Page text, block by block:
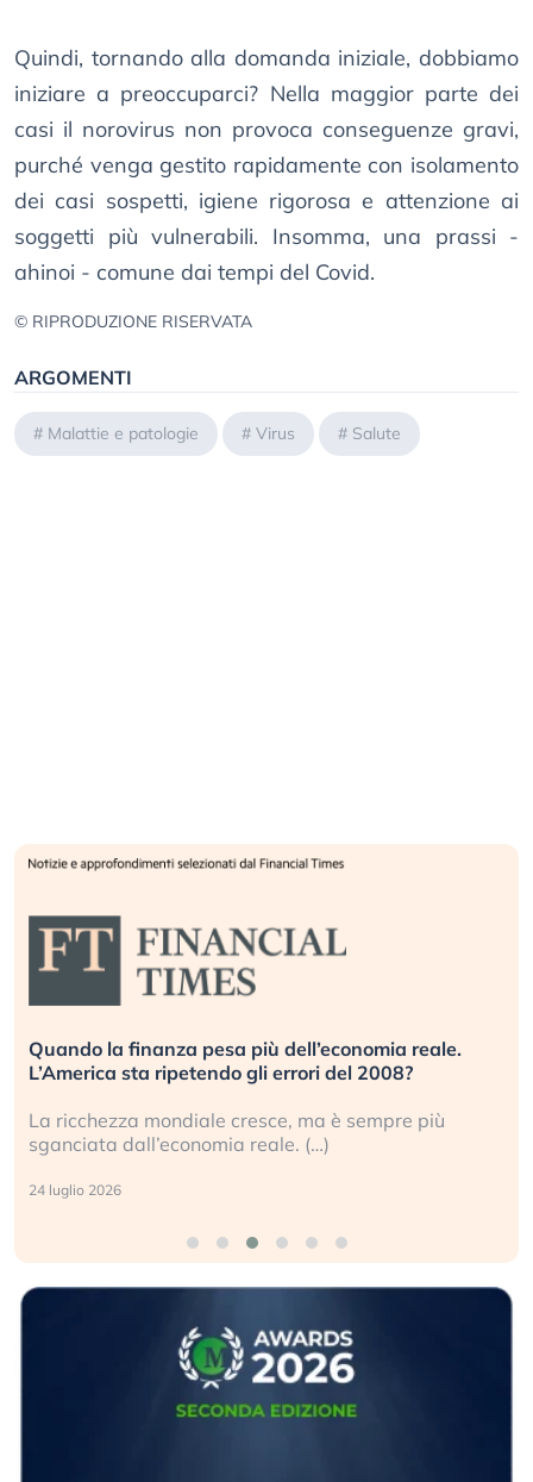
Quindi, tornando alla domanda iniziale, dobbiamo
iniziare a preoccuparci? Nella maggior parte dei
casi il norovirus non provoca conseguenze gravi,
purché venga gestito rapidamente con isolamento
dei casi sospetti, igiene rigorosa e attenzione ai
soggetti più vulnerabili. Insomma, una prassi -
ahinoi - comune dai tempi del Covid.
© RIPRODUZIONE RISERVATA
ARGOMENTI
# Malattie e patologie # Virus # Salute
Quando la finanza pesa più dell’economia reale.
L’America sta ripetendo gli errori del 2008?
La ricchezza mondiale cresce, ma è sempre più
sganciata dall’economia reale. (…)
24 luglio 2026